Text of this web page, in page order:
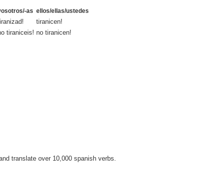
as ellos/ellas/ustedes
tiranicen!
tiraniceis! no tiranicen!
translate over 10,000 spanish verbs.